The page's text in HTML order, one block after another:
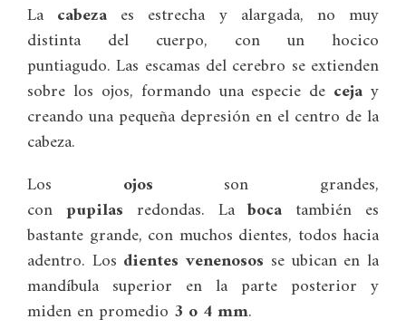
La cabeza es estrecha y alargada, no muy
distinta del cuerpo, con un hocico
puntiagudo. Las escamas del cerebro se extienden
sobre los ojos, formando una especie de ceja y
creando una pequeña depresión en el centro de la
cabeza.
Los ojos son grandes,
con pupilas redondas. Laboca también es
bastante grande, con muchos dientes, todos hacia
adentro. Los dientes venenosos se ubican en la
mandíbula superior en la parte posterior y
miden en promedio 3 o 4 mm.